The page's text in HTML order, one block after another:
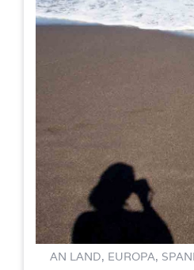
AN LAND, EUROPA,